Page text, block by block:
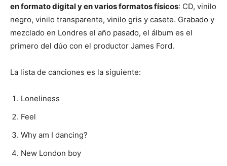
en formato digital y en varios formatos físicos: CD, vinilo
negro, vinilo transparente, vinilo gris y casete. Grabado y
mezclado en Londres el año pasado, el álbum es el
primero del dúo con el productor James Ford.
La lista de canciones es la siguiente:
Loneliness
Feel
Why am I dancing?
New London boy